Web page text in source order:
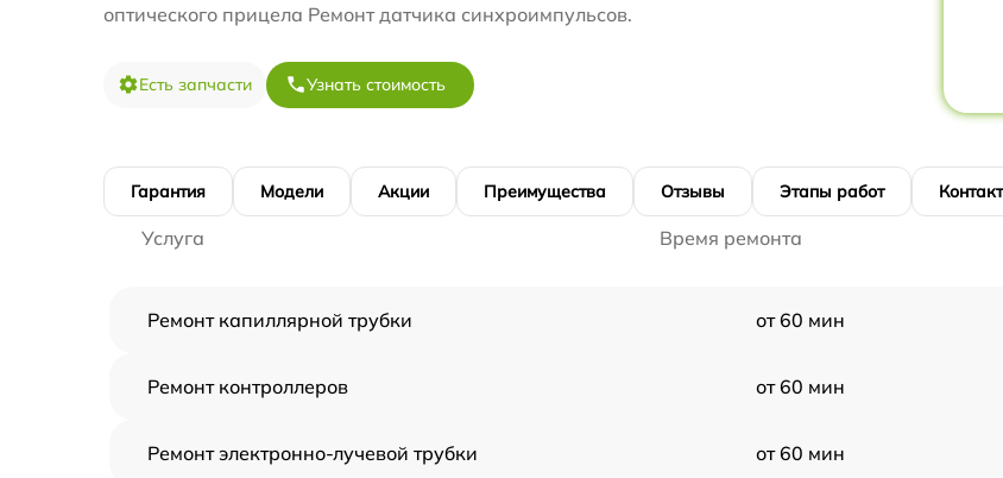
оптического прицела Ремонт датчика синхроимпульсов.
Есть запчасти Узнать стоимость
Гарантия Модели Акции Преимущества Отзывы Этапы работ
Услуга Время ремонта
Ремонт капиллярной трубки от 60 мин
Ремонт контроллеров от 60 мин
Ремонт электронно-лучевой трубки от 60 мин